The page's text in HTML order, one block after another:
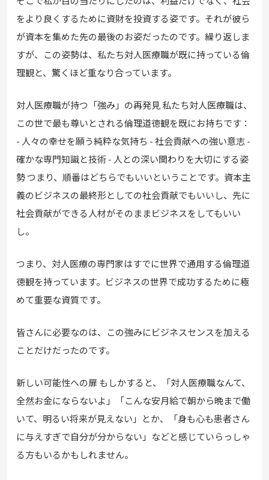
をより良くするために資財を投資する姿です。それが彼ら
が資本を集めた先の最後のお姿だったのです。繰り返しま
すが、この姿勢は、私たち対人医療職が既に持っている倫
理観と、驚くほど重なり合っています。
対人医療職が持つ「強み」の再発見 私たち対人医療職は、
この世で最も尊いとされる倫理道徳観を既にお持ちです：
- 人々の幸せを願う純粋な気持ち - 社会貢献への強い意志 -
確かな専門知識と技術 - 人との深い関わりを大切にする姿
勢 つまり、順番はどちらでもいいということです。資本主
義のビジネスの最終形としての社会貢献でもいいし、先に
社会貢献ができる人材がそのままビジネスをしてもいい
し。
つまり、対人医療の専門家はすでに世界で通用する倫理道
徳観を持っています。ビジネスの世界で成功するために極
めて重要な資質です。
皆さんに必要なのは、この強みにビジネスセンスを加える
ことだけだったのです。
新しい可能性への扉 もしかすると、「対人医療職なんて、
全然お金にならないよ」「こんな安月給で朝から晩まで働
いて、明るい将来が見えない」とか、「身も心も患者さん
に与えすぎで自分が分からない」などと感じていらっしゃ
る方もいるかもしれません。